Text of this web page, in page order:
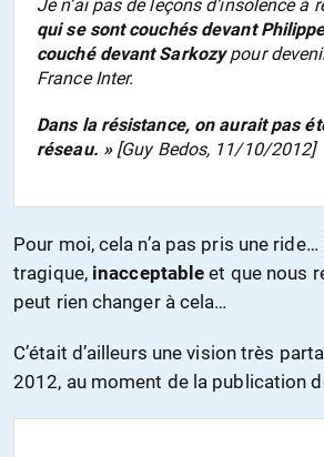
Je n’ai pas de leçons d’insolence à
qui se sont couchés devant
couché devant Sarkozypour
France Inter.
Dans la résistance, on aurait pas
réseau. »[Guy Bedos, 11/10/2012]
Pour moi, cela n’a pas pris une
tragique, inacceptable et que nous
peut rien changer à cela…
C’était d’ailleurs une vision très
2012, au moment de la publication